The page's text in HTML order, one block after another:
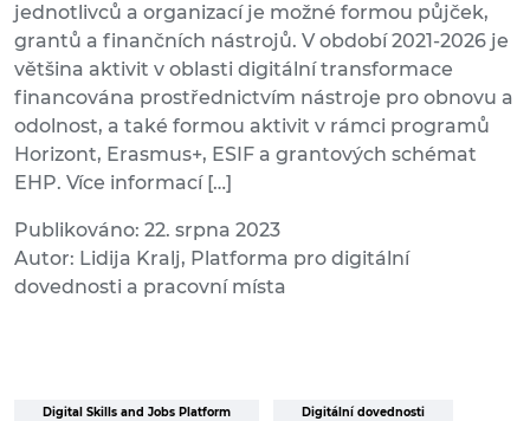
jednotlivců a organizací je možné formou půjček,
grantů a finančních nástrojů. V období 2021-2026 je
většina aktivit v oblasti digitální transformace
financována prostřednictvím nástroje pro obnovu a
odolnost, a také formou aktivit v rámci programů
Horizont, Erasmus+, ESIF a grantových schémat
EHP. Více informací […]
Publikováno: 22. srpna 2023
Autor: Lidija Kralj, Platforma pro digitální
dovednosti a pracovní místa
Digital Skills and Jobs Platform Digitální dovednosti